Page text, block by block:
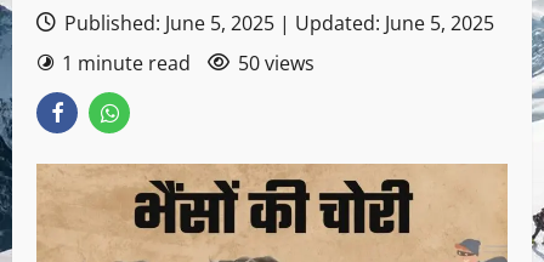
Published: June 5, 2025 | Updated: June 5, 2025
1 minute read
50 views